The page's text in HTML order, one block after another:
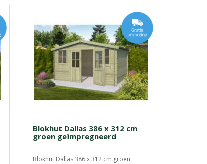
Blokhut Dallas 386 x 312 cm
groen geïmpregneerd
Blokhut Dallas 386 x 312 cm groen